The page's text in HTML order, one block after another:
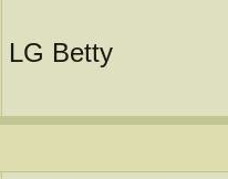
LG Betty